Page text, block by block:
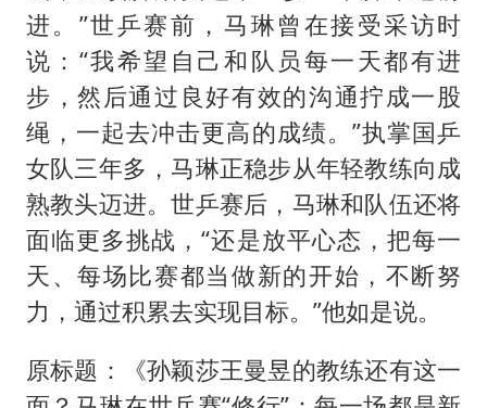
进。”世乒赛前，马琳曾在接受采访时
说：“我希望自己和队员每一天都有进
步，然后通过良好有效的沟通拧成一股
绳，一起去冲击更高的成绩。”执掌国乒
女队三年多，马琳正稳步从年轻教练向成
熟教头迈进。世乒赛后，马琳和队伍还将
面临更多挑战，“还是放平心态，把每一
天、每场比赛都当做新的开始，不断努
力，通过积累去实现目标。”他如是说。
原标题：《孙颖莎王曼昱的教练还有这一